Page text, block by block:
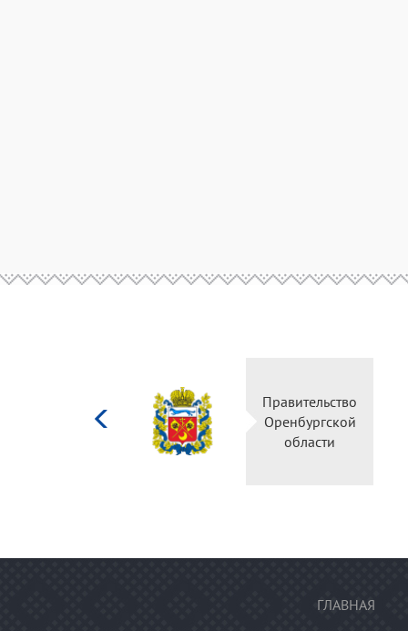
Министерство
культуры
Российской
федерации
ГЛАВНАЯ